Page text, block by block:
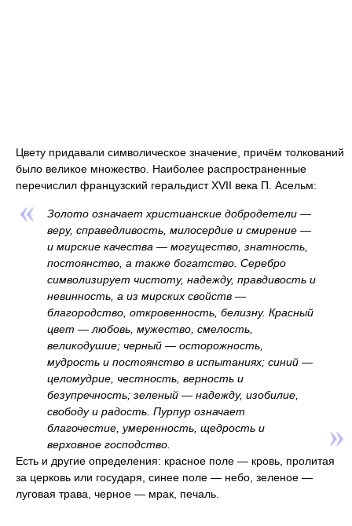
Цвету придавали символическое значение, причём толкований
было великое множество. Наиболее распространенные
перечислил французский геральдист XVII века П. Асельм:
Золото означает христианские добродетели —
веру, справедливость, милосердие и смирение —
и мирские качества — могущество, знатность,
постоянство, а также богатство. Серебро
символизирует чистоту, надежду, правдивость и
невинность, а из мирских свойств —
благородство, откровенность, белизну. Красный
цвет — любовь, мужество, смелость,
великодушие; черный — осторожность,
мудрость и постоянство в испытаниях; синий —
целомудрие, честность, верность и
безупречность; зеленый — надежду, изобилие,
свободу и радость. Пурпур означает
благочестие, умеренность, щедрость и
верховное господство.
Есть и другие определения: красное поле — кровь, пролитая
за церковь или государя, синее поле — небо, зеленое —
луговая трава, черное — мрак, печаль.